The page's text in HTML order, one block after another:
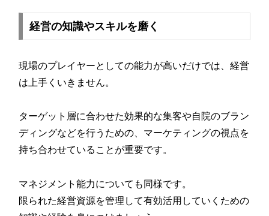
経営の知識やスキルを磨く
現場のプレイヤーとしての能力が高いだけでは、経営
は上手くいきません。
ターゲット層に合わせた効果的な集客や自院のブラン
ディングなどを行うための、マーケティングの視点を
持ち合わせていることが重要です。
マネジメント能力についても同様です。
限られた経営資源を管理して有効活用していくための